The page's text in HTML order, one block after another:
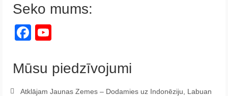
Seko mums:
Facebook
Mūsu piedzīvojumi
Atklājam Jaunas Zemes – Dodamies uz Indonēziju, Labuan